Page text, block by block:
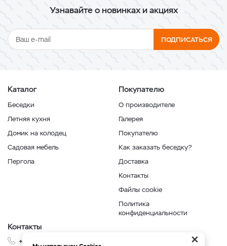
Узнавайте о новинках и акциях
ПОДПИСАТЬСЯ
Каталог
Беседки
Летняя кухня
Домик на колодец
Садовая мебель
Пергола
Покупателю
О производителе
Галерея
Покупателю
Как заказать беседку?
Доставка
Контакты
Файлы cookie
Политика
конфиденциальности
Контакты
+7 999 210-35-35 ×